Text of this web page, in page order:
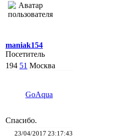
maniak154
Посетитель
194 51 Москва
GoAqua
Спасибо.
23/04/2017 23:17:43